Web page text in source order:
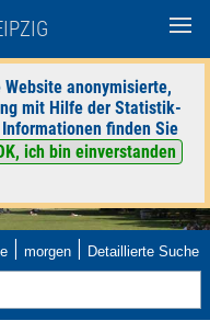
anonymisierte,
mit Hilfe der Statistik-
finden Sie
ich bin einverstanden
| morgen | Detaillierte Suche